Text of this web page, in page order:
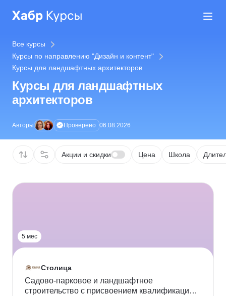
Все курсы
Курсы по направлению "Дизайн и контент"
Курсы для ландшафтных архитекторов
Курсы для ландшафтных
архитекторов
Авторы Проверено 06.08.2026
Акции и скидки Цена Школа
5 мес
Столица
Садово-парковое и ландшафтное
строительство с присвоением квалификации